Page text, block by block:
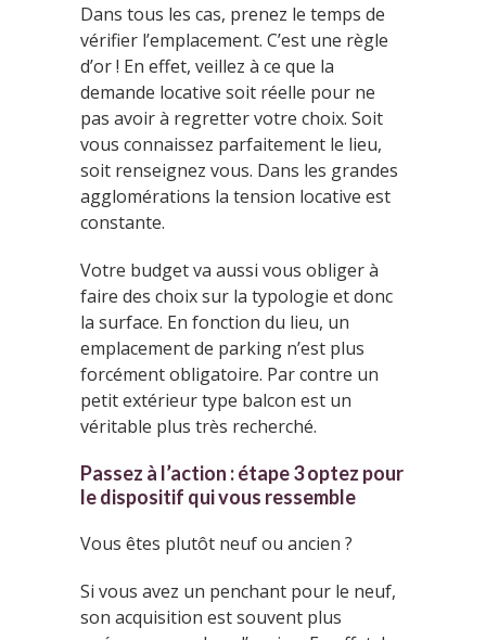
Dans tous les cas, prenez le temps de
vérifier l’emplacement. C’est une règle
d’or ! En effet, veillez à ce que la
demande locative soit réelle pour ne
pas avoir à regretter votre choix. Soit
vous connaissez parfaitement le lieu,
soit renseignez vous. Dans les grandes
agglomérations la tension locative est
constante.
Votre budget va aussi vous obliger à
faire des choix sur la typologie et donc
la surface. En fonction du lieu, un
emplacement de parking n’est plus
forcément obligatoire. Par contre un
petit extérieur type balcon est un
véritable plus très recherché.
Passez à l’action : étape 3 optez pour
le dispositif qui vous ressemble
Vous êtes plutôt neuf ou ancien ?
Si vous avez un penchant pour le neuf,
son acquisition est souvent plus